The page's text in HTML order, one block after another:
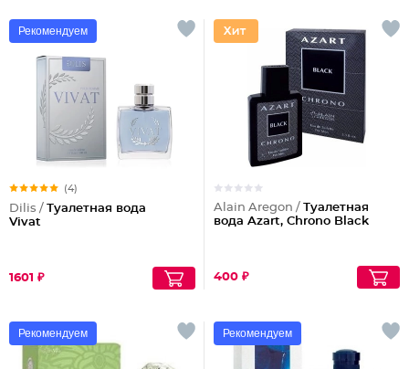
Рекомендуем
(4)
Dilis / Туалетная вода
Vivat
1601 ₽
Alain Aregon / Туалетная
вода Azart, Chrono Black
400 ₽
Рекомендуем Рекомендуем